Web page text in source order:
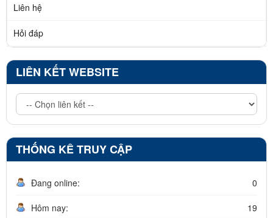
Liên hệ
Hỏi đáp
LIÊN KẾT WEBSITE
THỐNG KÊ TRUY CẬP
Đang online: 0
Hôm nay: 19